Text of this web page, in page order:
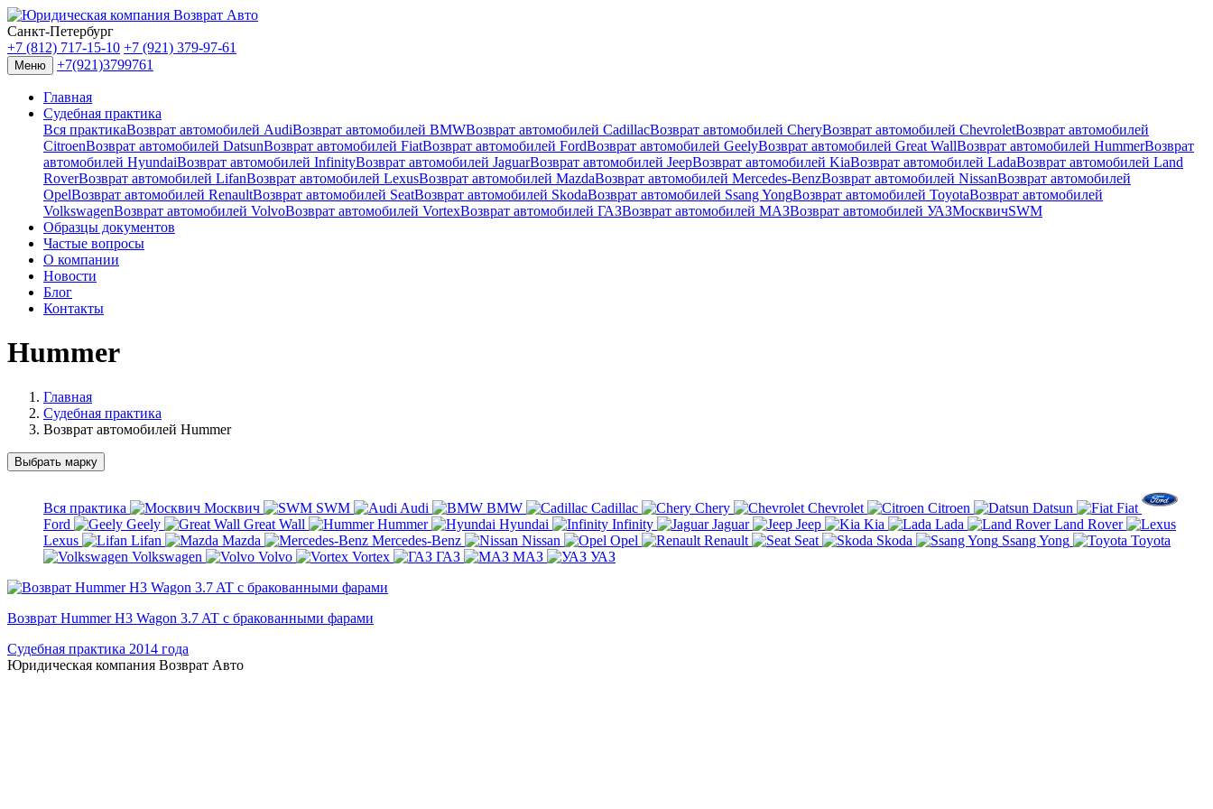
Санкт-Петербург
+7 (812) 717-15-10 +7 (921) 379-97-61
Меню +7(921)3799761
Главная
Судебная практика
Вся практикаВозврат автомобилей AudiВозврат автомобилей BMWВозврат автомобилей CadillacВозврат автомобилей CheryВозврат автомобилей ChevroletВозврат автомобилей
CitroenВозврат автомобилей DatsunВозврат автомобилей FiatВозврат автомобилей FordВозврат автомобилей GeelyВозврат автомобилей Great WallВозврат автомобилей HummerВозврат
автомобилей HyundaiВозврат автомобилей InfinityВозврат автомобилей JaguarВозврат автомобилей JeepВозврат автомобилей KiaВозврат автомобилей LadaВозврат автомобилей Land
RoverВозврат автомобилей LifanВозврат автомобилей LexusВозврат автомобилей MazdaВозврат автомобилей Mercedes-BenzВозврат автомобилей NissanВозврат автомобилей
OpelВозврат автомобилей RenaultВозврат автомобилей SeatВозврат автомобилей SkodaВозврат автомобилей Ssang YongВозврат автомобилей ToyotaВозврат автомобилей
VolkswagenВозврат автомобилей VolvoВозврат автомобилей VortexВозврат автомобилей ГАЗВозврат автомобилей МАЗВозврат автомобилей УАЗМосквичSWM
Образцы документов
Частые вопросы
О компании
Новости
Блог
Контакты
Hummer
Главная
Судебная практика
Возврат автомобилей Hummer
Выбрать марку
Вся практика Москвич SWM Audi BMW Cadillac Chery Chevrolet Citroen Datsun
Fiat
Ford
Geely Great Wall Hummer Hyundai Infinity Jaguar Jeep Kia Lada
Land Rover
Lexus
Lifan Mazda Mercedes-Benz Nissan Opel Renault Seat Skoda Ssang Yong
Toyota
Volkswagen
Volvo Vortex ГАЗ МАЗ УАЗ
Возврат Hummer H3 Wagon 3.7 AT с бракованными фарами
Судебная практика 2014 года
Юридическая компания Возврат Авто